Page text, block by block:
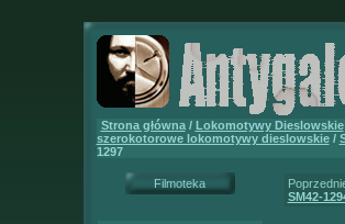
Strona główna/ Lokomotywy Dieslowskie
szerokotorowe lokomotywy dieslowskie/
1297
Filmoteka
SM42-